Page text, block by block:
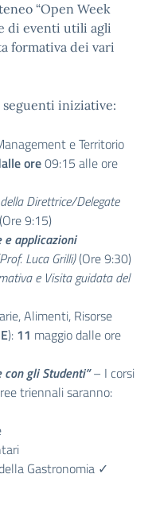
“Open Week
di eventi utili agli
formativa dei vari
seguenti iniziative:
e Territorio
ore09:15 alle ore
Direttrice/Delegate
(Ore 9:15)
e applicazioni
Luca Grilli)(Ore 9:30)
e Visita guidata del
Alimenti, Risorse
): 11 maggio dalle ore
con gli Studenti”– I corsi
triennali saranno:
Gastronomia ✓